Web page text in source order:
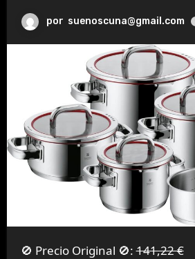
por suenoscuna@gmail.com
🚫 Precio Original 🚫:141,22 €